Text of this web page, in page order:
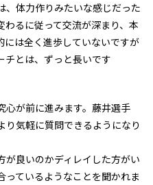
、体力作りみたいな感じだった
るに従って交流が深まり、本
には全く進歩していないですが
チとは、ずっと長いです
心が前に進みます。藤井選手
り気軽に質問できるようになり
が良いのかディレイした方がい
っているようなことを聞かれま